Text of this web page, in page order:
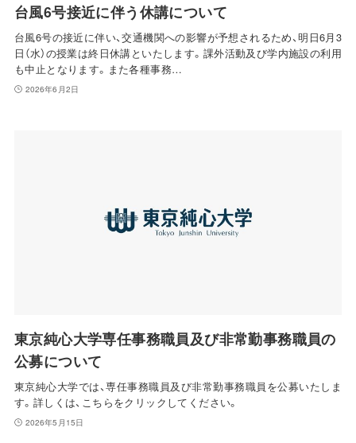
台風6号接近に伴う休講について
台風6号の接近に伴い、交通機関への影響が予想されるため、明日6月3
日（水）の授業は終日休講といたします。課外活動及び学内施設の利用
も中止となります。また各種事務…
2026年6月2日
東京純心大学専任事務職員及び非常勤事務職員の
公募について
東京純心大学では、専任事務職員及び非常勤事務職員を公募いたしま
す。詳しくは、こちらをクリックしてください。
2026年5月15日